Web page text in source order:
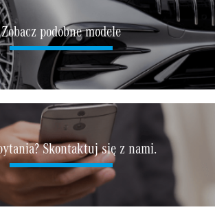
Zobacz podobne modele
Skontaktuj się z nami.